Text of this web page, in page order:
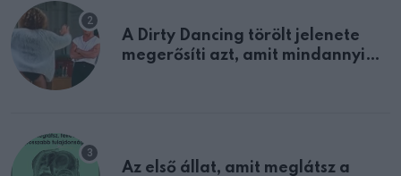
A Dirty Dancing törölt jelenete
megerősíti azt, amit mindannyian
Az első állat, amit meglátsz a